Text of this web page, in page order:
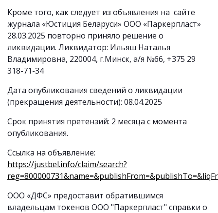
Кроме того, как следует из объявления на сайте
журнала «Юстиция Беларуси» ООО «Паркерпласт»
28.03.2025 повторно приняло решение о
ликвидации. Ликвидатор: Ильяш Наталья
Владимировна, 220004, г.Минск, а/я №66, +375 29
318-71-34
Дата опубликования сведений о ликвидации
(прекращения деятельности): 08.04.2025
Срок принятия претензий: 2 месяца с момента
опубликования.
Ссылка на объявление:
https://justbel.info/claim/search?
ООО «ДФС» предоставит обратившимся
владельцам токенов ООО "Паркерпласт" справки о